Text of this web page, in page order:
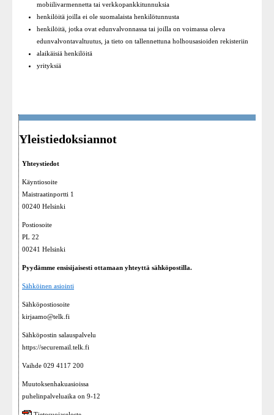
mobiilivarmennetta tai verkkopankkitunnuksia
henkilöitä joilla ei ole suomalaista henkilötunnusta
henkilöitä, jotka ovat edunvalvonnassa tai joilla on voimassa oleva
edunvalvontavaltuutus, ja tieto on tallennettuna holhousasioiden rekisteriin
alaikäisiä henkilöitä
yrityksiä
Yleistiedoksiannot
Yhteystiedot
Käyntiosoite
Maistraatinportti 1
00240 Helsinki
Postiosoite
PL 22
00241 Helsinki
Pyydämme ensisijaisesti ottamaan yhteyttä sähköpostilla.
Sähköinen asiointi
Sähköpostiosoite
kirjaamo@telk.fi
Sähköpostin salauspalvelu
https://securemail.telk.fi
Vaihde 029 4117 200
Muutoksenhakuasioissa
puhelinpalveluaika on 9-12